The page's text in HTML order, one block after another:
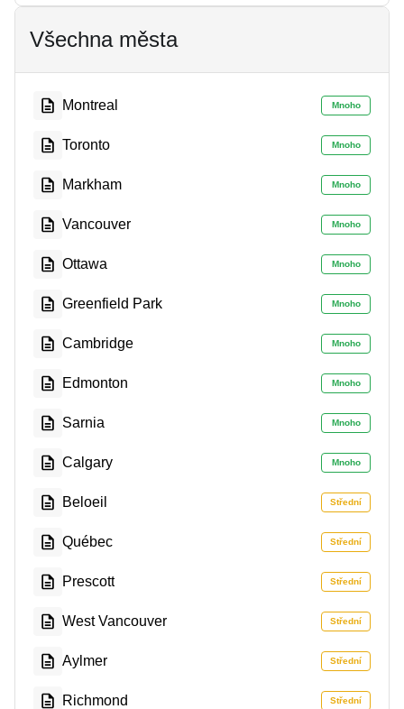
Všechna města
Montreal Mnoho
Toronto Mnoho
Markham Mnoho
Vancouver Mnoho
Ottawa Mnoho
Greenfield Park Mnoho
Cambridge Mnoho
Edmonton Mnoho
Sarnia Mnoho
Calgary Mnoho
Beloeil Střední
Québec Střední
Prescott Střední
West Vancouver Střední
Aylmer Střední
Richmond Střední